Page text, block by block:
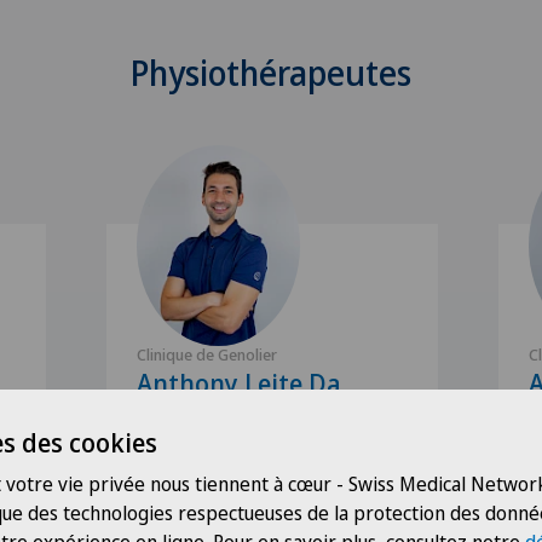
Physiothérapeutes
Clinique de Genolier
Anthony Leite Da
Physiothérapie
des cookies
vie privée nous tiennent à cœur - Swiss Medical
des technologies respectueuses de la protection des